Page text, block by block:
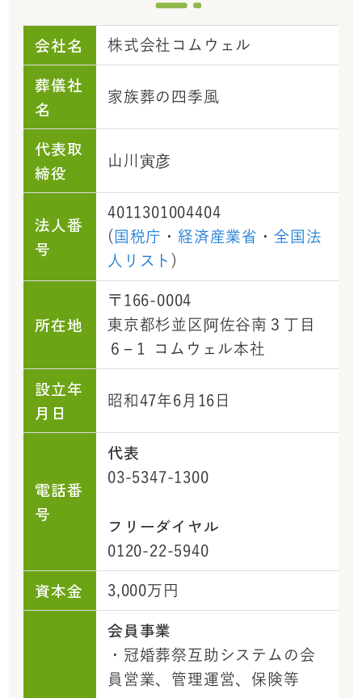
会社名 株式会社コムウェル
葬儀社
名
家族葬の四季風
代表取
締役
山川寅彦
法人番
号
4011301004404
( 国税庁 ・ 経済産業省 ・ 全国法
人リスト )
所在地
〒166-0004
東京都杉並区阿佐谷南３丁目
６−１ コムウェル本社
設立年
月日
昭和47年6月16日
電話番
号
代表
03-5347-1300
フリーダイヤル
0120-22-5940
資本金 3,000万円
会員事業
・冠婚葬祭互助システムの会
員営業、管理運営、保険等